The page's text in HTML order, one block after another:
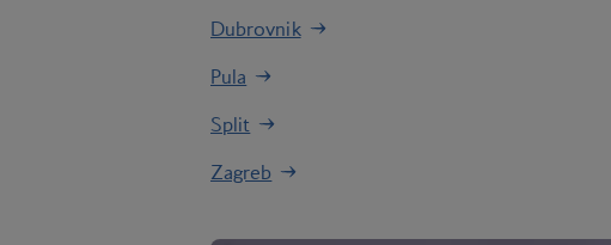
Dubrovnik
Pula
Split
Zagreb